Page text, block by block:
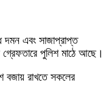
এবং সাজাপ্রাপ্ত
গ্রেফতারে পুলিশ মাঠে আছে।
বজায় রাখতে সকলের